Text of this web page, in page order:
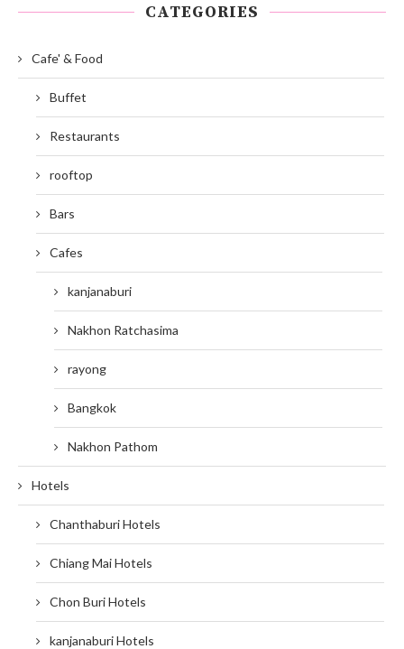
CATEGORIES
Cafe' & Food
Buffet
Restaurants
rooftop
Bars
Cafes
kanjanaburi
Nakhon Ratchasima
rayong
Bangkok
Nakhon Pathom
Hotels
Chanthaburi Hotels
Chiang Mai Hotels
Chon Buri Hotels
kanjanaburi Hotels